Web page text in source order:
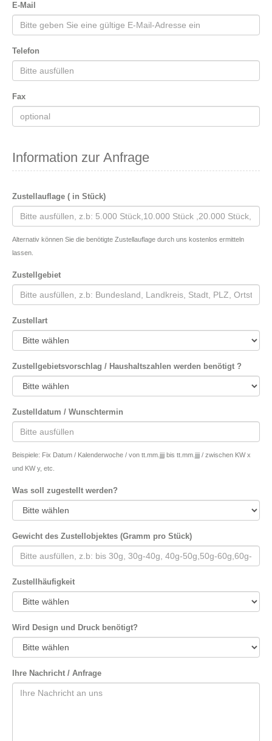
E-Mail
Telefon
Fax
Information zur Anfrage
Zustellauflage ( in Stück)
Alternativ können Sie die benötigte Zustellauflage durch uns kostenlos ermitteln
lassen.
Zustellgebiet
Zustellart
Zustellgebietsvorschlag / Haushaltszahlen werden benötigt ?
Zustelldatum / Wunschtermin
Beispiele: Fix Datum / Kalenderwoche / von tt.mm.jjjj bis tt.mm.jjjj / zwischen KW x
und KW y, etc.
Was soll zugestellt werden?
Gewicht des Zustellobjektes (Gramm pro Stück)
Zustellhäufigkeit
Wird Design und Druck benötigt?
Ihre Nachricht / Anfrage